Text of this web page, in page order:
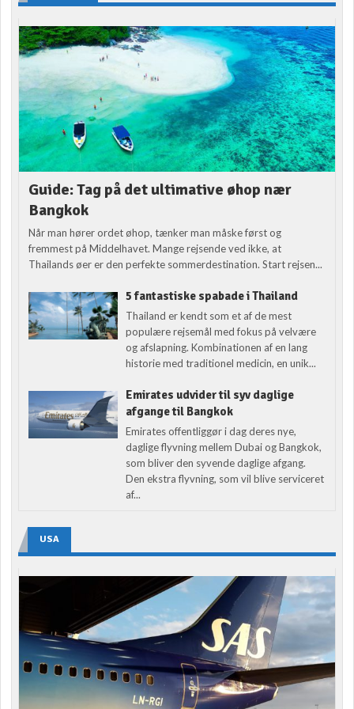
Guide: Tag på det ultimative øhop nær
Bangkok
Når man hører ordet øhop, tænker man måske først og
fremmest på Middelhavet. Mange rejsende ved ikke, at
Thailands øer er den perfekte sommerdestination. Start rejsen...
5 fantastiske spabade i Thailand
Thailand er kendt som et af de mest
populære rejsemål med fokus på velvære
og afslapning. Kombinationen af en lang
historie med traditionel medicin, en unik...
Emirates udvider til syv daglige
afgange til Bangkok
Emirates offentliggør i dag deres nye,
daglige flyvning mellem Dubai og Bangkok,
som bliver den syvende daglige afgang.
Den ekstra flyvning, som vil blive serviceret
af...
USA